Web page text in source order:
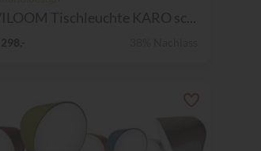
Tischleuchte KARO sc...